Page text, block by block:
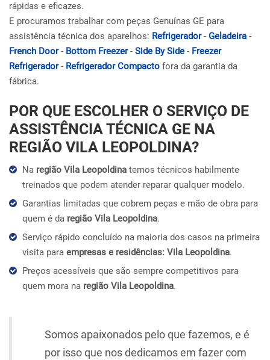
rápidas e eficazes.
E procuramos trabalhar com peças Genuínas GE para
assistência técnica dos aparelhos: Refrigerador- Geladeira -
French Door- Bottom Freezer- Side By Side - Freezer
Refrigerador- Refrigerador Compacto fora da garantia da
fábrica.
POR QUE ESCOLHER O SERVIÇO DE
ASSISTÊNCIA TÉCNICA GE NA
REGIÃO VILA LEOPOLDINA?
Na região Vila Leopoldina temos técnicos habilmente
treinados que podem atender reparar qualquer modelo.
Garantias limitadas que cobrem peças e mão de obra para
quem é da região Vila Leopoldina.
Serviço rápido concluído na maioria dos casos na primeira
visita para empresas e residências: Vila Leopoldina.
Preços acessíveis que são sempre competitivos para
quem mora na região Vila Leopoldina.
Somos apaixonados pelo que fazemos, e é
por isso que nos dedicamos em fazer com